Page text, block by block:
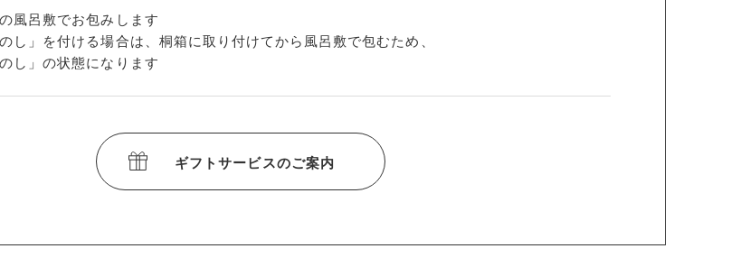
風呂敷でお包みします
し」を付ける場合は、桐箱に取り付けてから風呂敷で包むため、
のし」の状態になります
ギフトサービスのご案内